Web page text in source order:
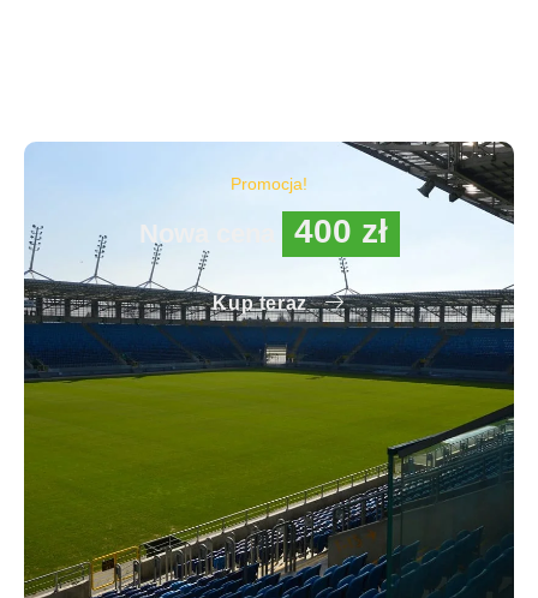
Promocja!
Nowa cena 400 zł
Kup teraz